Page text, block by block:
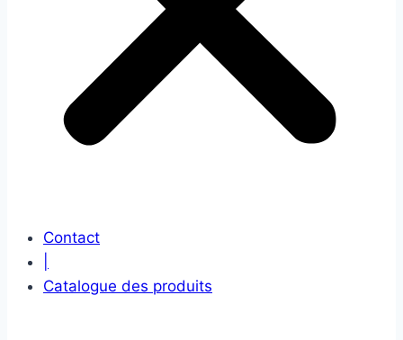
Contact
Catalogue des produits